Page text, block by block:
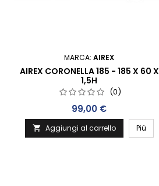
MARCA: AIREX
AIREX CORONELLA 185 - 185 X 60 X
1,5H
(0)
Prezzo
99,00 €
 Aggiungi al carrello Più